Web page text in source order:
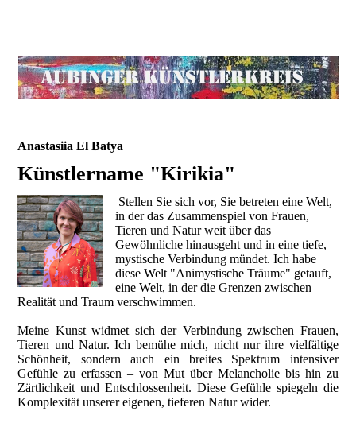
Anastasiia El Batya
Künstlername "Kirikia"
Stellen Sie sich vor, Sie betreten eine Welt,
in der das Zusammenspiel von Frauen,
Tieren und Natur weit über das
Gewöhnliche hinausgeht und in eine tiefe,
mystische Verbindung mündet. Ich habe
diese Welt "Animystische Träume" getauft,
eine Welt, in der die Grenzen zwischen
Realität und Traum verschwimmen.
Meine Kunst widmet sich der Verbindung zwischen Frauen,
Tieren und Natur. Ich bemühe mich, nicht nur ihre vielfältige
Schönheit, sondern auch ein breites Spektrum intensiver
Gefühle zu erfassen – von Mut über Melancholie bis hin zu
Zärtlichkeit und Entschlossenheit. Diese Gefühle spiegeln die
Komplexität unserer eigenen, tieferen Natur wider.